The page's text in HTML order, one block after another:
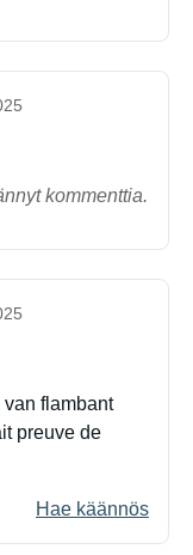
kommenttia.
flambant
preuve de
Hae käännös